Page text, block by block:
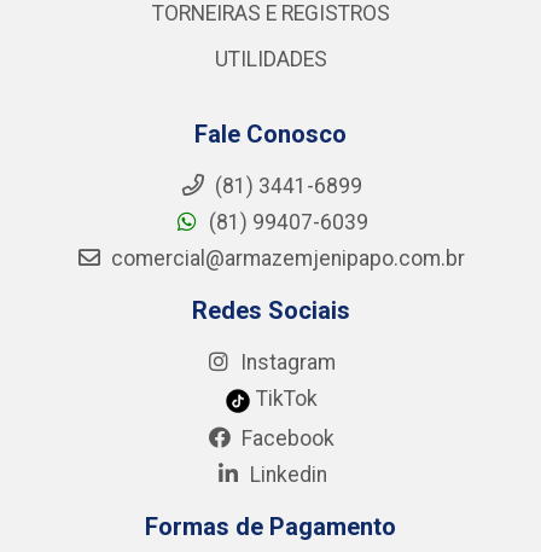
TORNEIRAS E REGISTROS
UTILIDADES
Fale Conosco
(81) 3441-6899
(81) 99407-6039
comercial@armazemjenipapo.com.br
Redes Sociais
Instagram
TikTok
Facebook
Linkedin
Formas de Pagamento